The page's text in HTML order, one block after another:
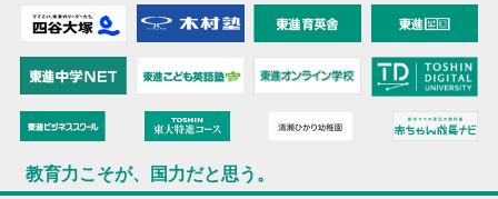
教育力こそが、国力だと思う。